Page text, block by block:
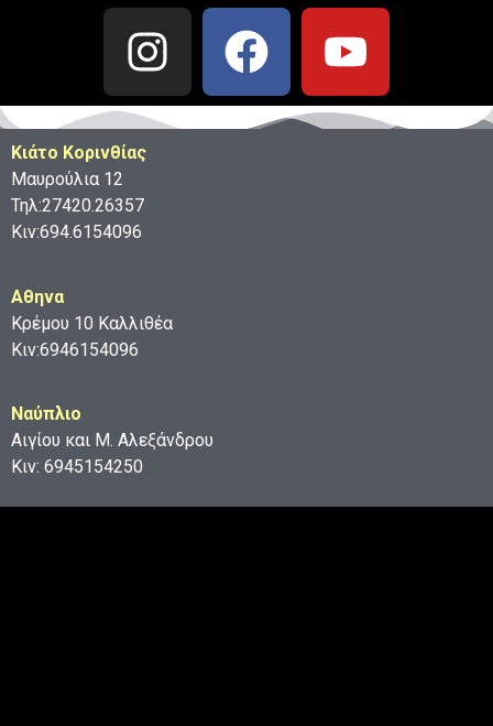
Κιάτο Κορινθίας
Μαυρούλια 12
Τηλ:27420.26357
Κιν:694.6154096
Aθηνα
Κρέμου 10 Καλλιθέα
Κιν:6946154096
Ναύπλιο
Αιγίου και Μ. Αλεξάνδρου
Κιν: 6945154250